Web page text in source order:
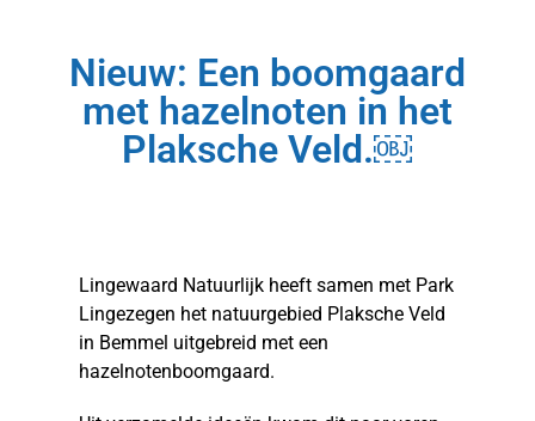
Nieuw: Een boomgaard
met hazelnoten in het
Plaksche Veld.￼
Lingewaard Natuurlijk heeft samen met Park
Lingezegen het natuurgebied Plaksche Veld
in Bemmel uitgebreid met een
hazelnotenboomgaard.